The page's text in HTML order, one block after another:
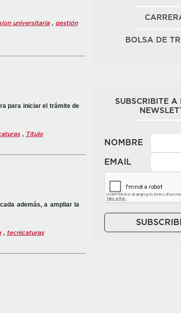
universitaria, gestión
para iniciar el trámite de
, Título
además, a ampliar la
, tecnicaturas
BOLSA DE
SUBSCRIBITE A
NOMBRE
EMAIL